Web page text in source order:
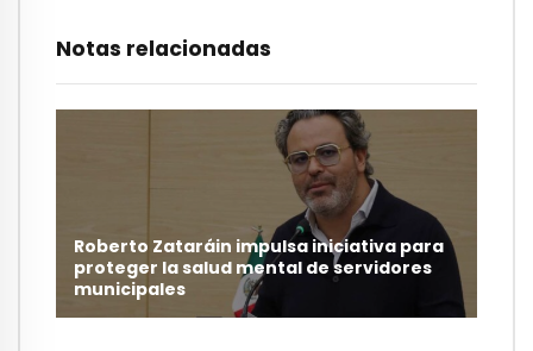
Notas relacionadas
Roberto Zataráin impulsa iniciativa para
proteger la salud mental de servidores
municipales